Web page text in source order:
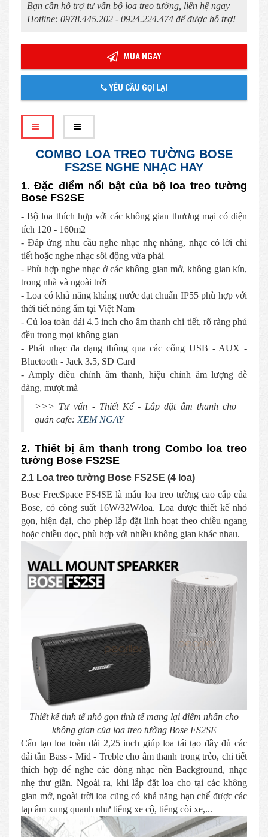
Bạn cần hỗ trợ tư vấn bộ loa treo tường, liên hệ ngay
Hotline: 0978.445.202 - 0924.224.474 để được hỗ trợ!
MUA NGAY
YÊU CẦU GỌI LẠI
COMBO LOA TREO TƯỜNG BOSE
FS2SE NGHE NHẠC HAY
1. Đặc điểm nổi bật của bộ loa treo tường
Bose FS2SE
- Bộ loa thích hợp với các không gian thương mại có diện
tích 120 - 160m2
- Đáp ứng nhu cầu nghe nhạc nhẹ nhàng, nhạc có lời chi
tiết hoặc nghe nhạc sôi động vừa phải
- Phù hợp nghe nhạc ở các không gian mở, không gian kín,
trong nhà và ngoài trời
- Loa có khả năng kháng nước đạt chuẩn IP55 phù hợp với
thời tiết nóng ẩm tại Việt Nam
- Củ loa toàn dải 4.5 inch cho âm thanh chi tiết, rõ ràng phủ
đều trong mọi không gian
- Phát nhạc đa dạng thông qua các cổng USB - AUX -
Bluetooth - Jack 3.5, SD Card
- Amply điều chỉnh âm thanh, hiệu chỉnh âm lượng dễ
dàng, mượt mà
>>> Tư vấn - Thiết Kế - Lắp đặt âm thanh cho
quán cafe: XEM NGAY
2. Thiết bị âm thanh trong Combo loa treo
tường Bose FS2SE
2.1 Loa treo tường Bose FS2SE (4 loa)
Bose FreeSpace FS4SE là mẫu loa treo tường cao cấp của
Bose, có công suất 16W/32W/loa. Loa được thiết kế nhỏ
gọn, hiện đại, cho phép lắp đặt linh hoạt theo chiều ngang
hoặc chiều dọc, phù hợp với nhiều không gian khác nhau.
Thiết kế tinh tế nhỏ gọn tinh tế mang lại điểm nhấn cho
không gian của loa treo tường Bose FS2SE
Cấu tạo loa toàn dải 2,25 inch giúp loa tái tạo đầy đủ các
dải tần Bass - Mid - Treble cho âm thanh trong trẻo, chi tiết
thích hợp để nghe các dòng nhạc nền Background, nhạc
nhẹ thư giãn. Ngoài ra, khi lắp đặt loa cho tại các không
gian mở, ngoài trời loa cũng có khả năng hạn chế được các
tạp âm xung quanh như tiếng xe cộ, tiếng còi xe,...